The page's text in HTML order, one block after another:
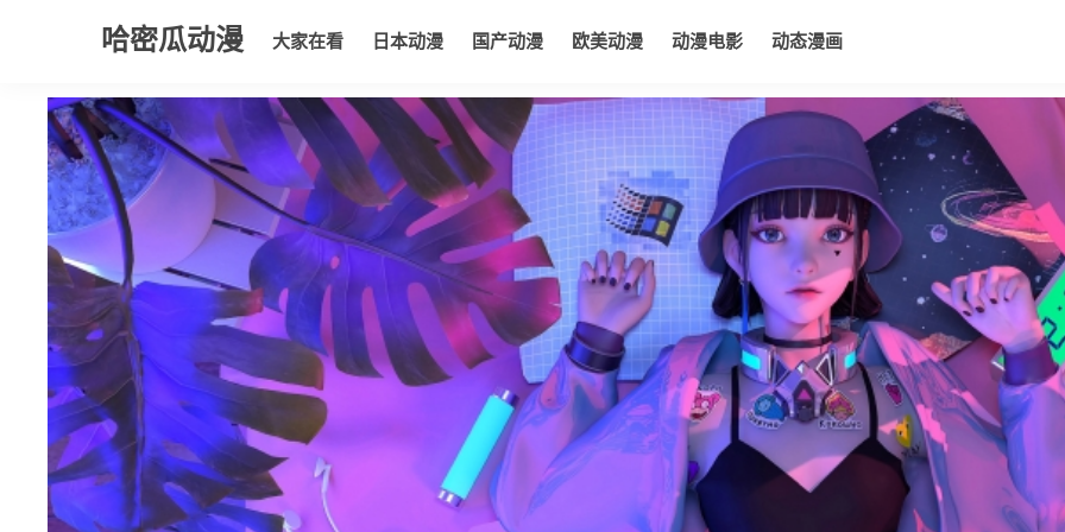
哈密瓜动漫 大家在看 日本动漫 国产动漫 欧美动漫 动漫电影 动态漫画
大家在看 日本动漫 国产动漫 欧美动漫 动漫电影 动态漫画